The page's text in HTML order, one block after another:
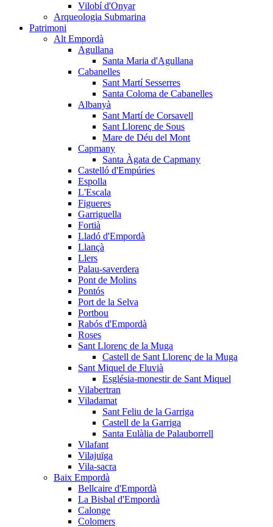
Vilobí d'Onyar
Arqueologia Submarina
Patrimoni
Alt Empordà
Agullana
Santa Maria d'Agullana
Cabanelles
Sant Martí Sesserres
Santa Coloma de Cabanelles
Albanyà
Sant Martí de Corsavell
Sant Llorenç de Sous
Mare de Déu del Mont
Capmany
Santa Àgata de Capmany
Castelló d'Empúries
Espolla
L'Escala
Figueres
Garriguella
Fortià
Lladó d'Empordà
Llançà
Llers
Palau-saverdera
Pont de Molins
Pontós
Port de la Selva
Portbou
Rabós d'Empordà
Roses
Sant Llorenç de la Muga
Castell de Sant Llorenç de la Muga
Sant Miquel de Fluvià
Església-monestir de Sant Miquel
Vilabertran
Viladamat
Sant Feliu de la Garriga
Castell de la Garriga
Santa Eulàlia de Palauborrell
Vilafant
Vilajuïga
Vila-sacra
Baix Empordà
Bellcaire d'Empordà
La Bisbal d'Empordà
Calonge
Colomers